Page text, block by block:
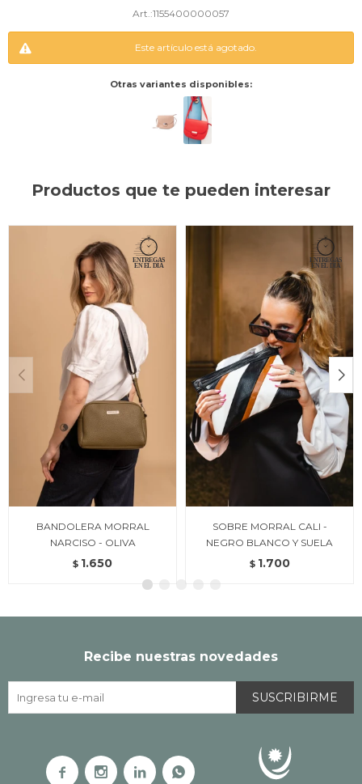
1155400000057
Este artículo está agotado.
Otras variantes disponibles:
Productos que te pueden interesar
BANDOLERA MORRAL
NARCISO - OLIVA
$ 1.650
SOBRE MORRAL CALI -
NEGRO BLANCO Y SUELA
$ 1.700
Recibe nuestras novedades
SUSCRIBIRME
   